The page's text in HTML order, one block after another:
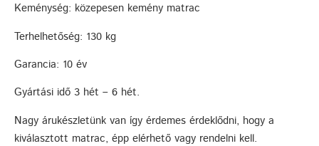
Keménység: közepesen kemény matrac
Terhelhetőség: 130 kg
Garancia: 10 év
Gyártási idő 3 hét – 6 hét.
Nagy árukészletünk van így érdemes érdeklődni, hogy a
kiválasztott matrac, épp elérhető vagy rendelni kell.